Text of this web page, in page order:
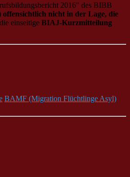
2016" des BIBB
nicht in der Lage, die
einseitige BIAJ-Kurzmitteilung
BAMF (Migration Flüchtlinge Asyl)